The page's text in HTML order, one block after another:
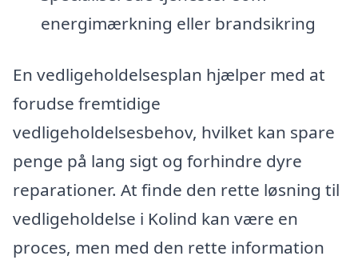
energimærkning eller brandsikring
En vedligeholdelsesplan hjælper med at
forudse fremtidige
vedligeholdelsesbehov, hvilket kan spare
penge på lang sigt og forhindre dyre
reparationer. At finde den rette løsning til
vedligeholdelse i Kolind kan være en
proces, men med den rette information